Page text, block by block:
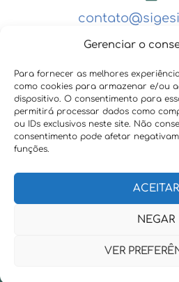
Gerenciar o
Para fornecer as melhores
como cookies para armazenar e/ou
dispositivo. O consentimento para
permitirá processar dados como
ou IDs exclusivos neste site. Não
consentimento pode afetar
funções.
ACEITAR
NEGAR
VER
(31) 3829
CNPJ:
© Desenvolvido